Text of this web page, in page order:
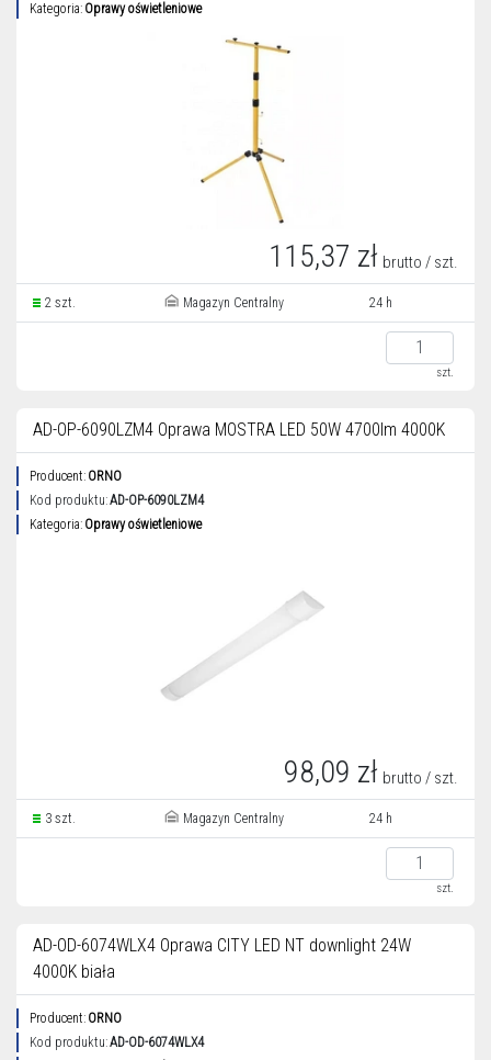
Kategoria: Oprawy oświetleniowe
115,37 zł brutto / szt.
2 szt. Magazyn Centralny 24 h
szt.
AD-OP-6090LZM4 Oprawa MOSTRA LED 50W 4700lm 4000K
Producent: ORNO
Kod produktu:AD-OP-6090LZM4
Kategoria: Oprawy oświetleniowe
98,09 zł brutto / szt.
3 szt. Magazyn Centralny 24 h
szt.
AD-OD-6074WLX4 Oprawa CITY LED NT downlight 24W
4000K biała
Producent: ORNO
Kod produktu:AD-OD-6074WLX4